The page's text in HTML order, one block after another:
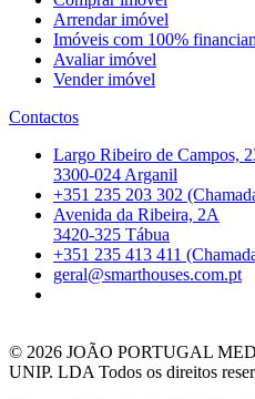
Arrendar imóvel
Imóveis com 100%
Avaliar imóvel
Vender imóvel
Contactos
Largo Ribeiro de Campos,
3300-024 Arganil
+351 235 203 302
Avenida da Ribeira, 2A
3420-325 Tábua
+351 235 413 411
geral@smarthouses.com.pt
© 2026 JOÃO PORTUGAL
UNIP. LDA Todos os direitos